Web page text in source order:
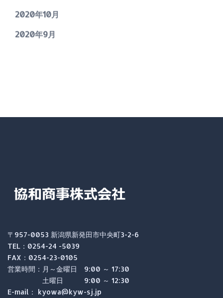
2020年10月
2020年9月
〒957-0053 新潟県新発田市中央町3-2-6
TEL：0254-24 -5039
FAX：0254-23-0105
営業時間：月～金曜日 9:00 ～ 17:30
土曜日 9:00 ～ 12:30
E-mail： kyowa@kyw-sj.jp